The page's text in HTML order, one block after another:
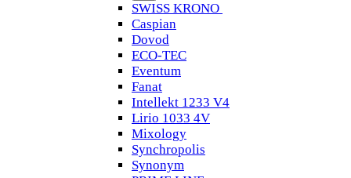
SWISS KRONO
Caspian
Dovod
ECO-TEC
Eventum
Fanat
Intellekt 1233 V4
Lirio 1033 4V
Mixology
Synchropolis
Synonym